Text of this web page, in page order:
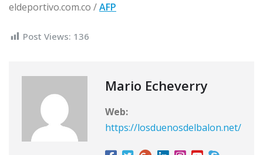
eldeportivo.com.co /AFP
Post Views: 136
Mario Echeverry
Web:
https://losduenosdelbalon.net/